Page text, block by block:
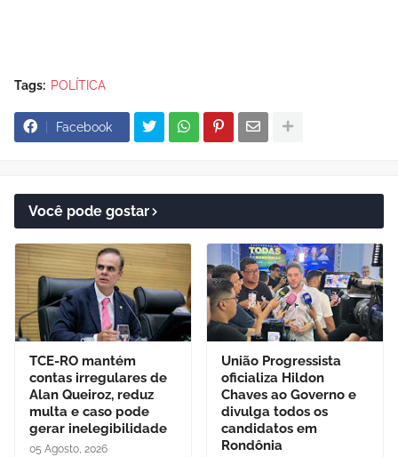
Tags: POLÍTICA
Facebook
Você pode gostar
TCE-RO mantém
contas irregulares de
Alan Queiroz, reduz
multa e caso pode
gerar inelegibilidade
05 Agosto, 2026
União Progressista
oficializa Hildon
Chaves ao Governo e
divulga todos os
candidatos em
Rondônia